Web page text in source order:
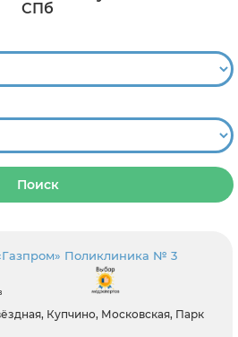
СПб
Поиск
Поликлиника № 3
Купчино, Московская, Парк